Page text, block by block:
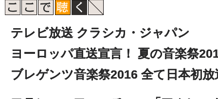
テレビ放送 クラシカ・ジャパン
ヨーロッパ直送宣言！ 夏の音楽祭
ブレゲンツ音楽祭2016 全て日本初放